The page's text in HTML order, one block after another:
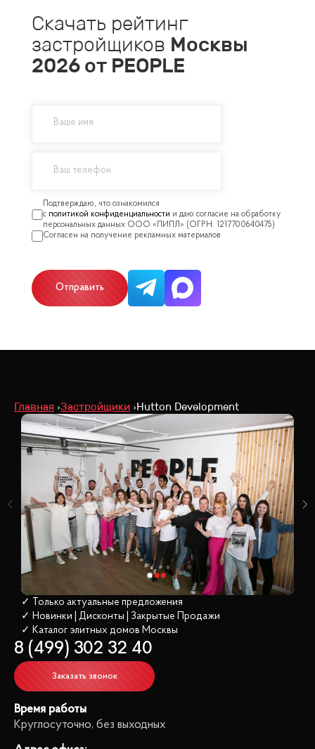
Скачать рейтинг
застройщиков Москвы
2026 от PEOPLE
политикой конфиденциальности
Отправить
Главная Застройщики Hutton Development
✓ Только актуальные предложения
✓ Новинки | Дисконты | Закрытые Продажи
✓ Каталог элитных домов Москвы
8 (499) 302 32 40
Заказать звонок
Время работы
Круглосуточно, без выходных